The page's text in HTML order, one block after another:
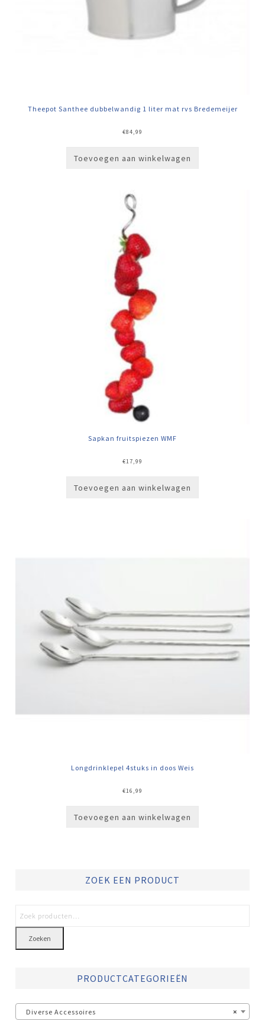
Theepot Santhee dubbelwandig 1 liter mat rvs Bredemeijer
€84,99
Toevoegen aan winkelwagen
Sapkan fruitspiezen WMF
€17,99
Toevoegen aan winkelwagen
Longdrinklepel 4stuks in doos Weis
€16,99
Toevoegen aan winkelwagen
ZOEK EEN PRODUCT
Zoeken
PRODUCTCATEGORIEËN
×
Diverse Accessoires